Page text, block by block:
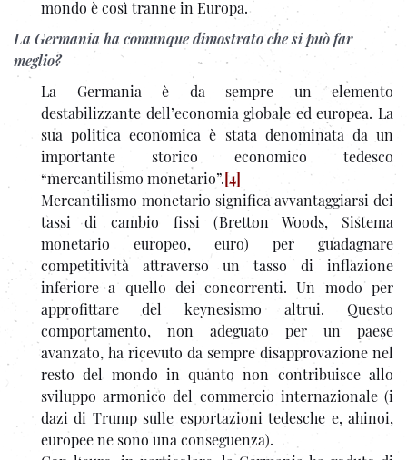
mondo è così tranne in Europa.
La Germania ha comunque dimostrato che si può far
meglio?
La Germania è da sempre un elemento
destabilizzante dell’economia globale ed europea. La
sua politica economica è stata denominata da un
importante storico economico tedesco
“mercantilismo monetario”.[4]
Mercantilismo monetario significa avvantaggiarsi dei
tassi di cambio fissi (Bretton Woods, Sistema
monetario europeo, euro) per guadagnare
competitività attraverso un tasso di inflazione
inferiore a quello dei concorrenti. Un modo per
approfittare del keynesismo altrui. Questo
comportamento, non adeguato per un paese
avanzato, ha ricevuto da sempre disapprovazione nel
resto del mondo in quanto non contribuisce allo
sviluppo armonico del commercio internazionale (i
dazi di Trump sulle esportazioni tedesche e, ahinoi,
europee ne sono una conseguenza).